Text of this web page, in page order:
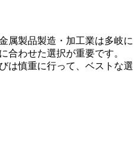
属製品製造・加工業は多岐に
合わせた選択が重要です。
は慎重に行って、ベストな選